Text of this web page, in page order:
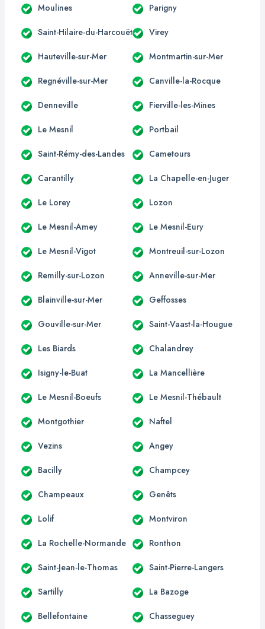
Moulines Parigny
Saint-Hilaire-du-Harcouët Virey
Hauteville-sur-Mer Montmartin-sur-Mer
Regnéville-sur-Mer Canville-la-Rocque
Denneville Fierville-les-Mines
Le Mesnil Portbail
Saint-Rémy-des-Landes Cametours
Carantilly La Chapelle-en-Juger
Le Lorey Lozon
Le Mesnil-Amey Le Mesnil-Eury
Le Mesnil-Vigot Montreuil-sur-Lozon
Remilly-sur-Lozon Anneville-sur-Mer
Blainville-sur-Mer Geffosses
Gouville-sur-Mer Saint-Vaast-la-Hougue
Les Biards Chalandrey
Isigny-le-Buat La Mancellière
Le Mesnil-Boeufs Le Mesnil-Thébault
Montgothier Naftel
Vezins Angey
Bacilly Champcey
Champeaux Genêts
Lolif Montviron
La Rochelle-Normande Ronthon
Saint-Jean-le-Thomas Saint-Pierre-Langers
Sartilly La Bazoge
Bellefontaine Chasseguey